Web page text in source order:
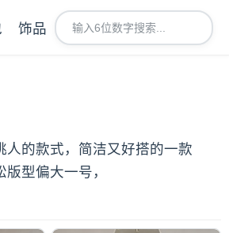
饰品
的款式，简洁又好搭的一款
型偏大一号，